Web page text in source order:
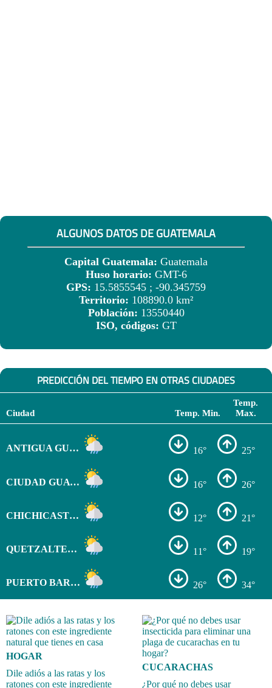
ALGUNOS DATOS DE GUATEMALA
Capital Guatemala: Guatemala
Huso horario: GMT-6
GPS: 15.5855545 ; -90.345759
Territorio: 108890.0 km²
Población: 13550440
ISO, códigos: GT
PREDICCIÓN DEL TIEMPO EN OTRAS CIUDADES
Ciudad Temp. Min.
Temp.
Max.
ANTIGUA GUATEMALA 16° 25°
CIUDAD GUATEMALA 16° 26°
CHICHICASTENANGO 12° 21°
QUETZALTENANGO 11° 19°
PUERTO BARRIOS 26° 34°
HOGAR
Dile adiós a las ratas y los
ratones con este ingrediente
CUCARACHAS
¿Por qué no debes usar